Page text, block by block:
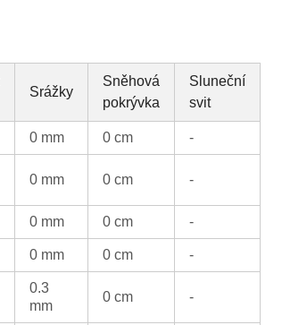
Srážky
Sněhová
pokrývka
Sluneční
svit
0 mm 0 cm -
0 mm 0 cm -
0 mm 0 cm -
0 mm 0 cm -
0.3
mm
0 cm -